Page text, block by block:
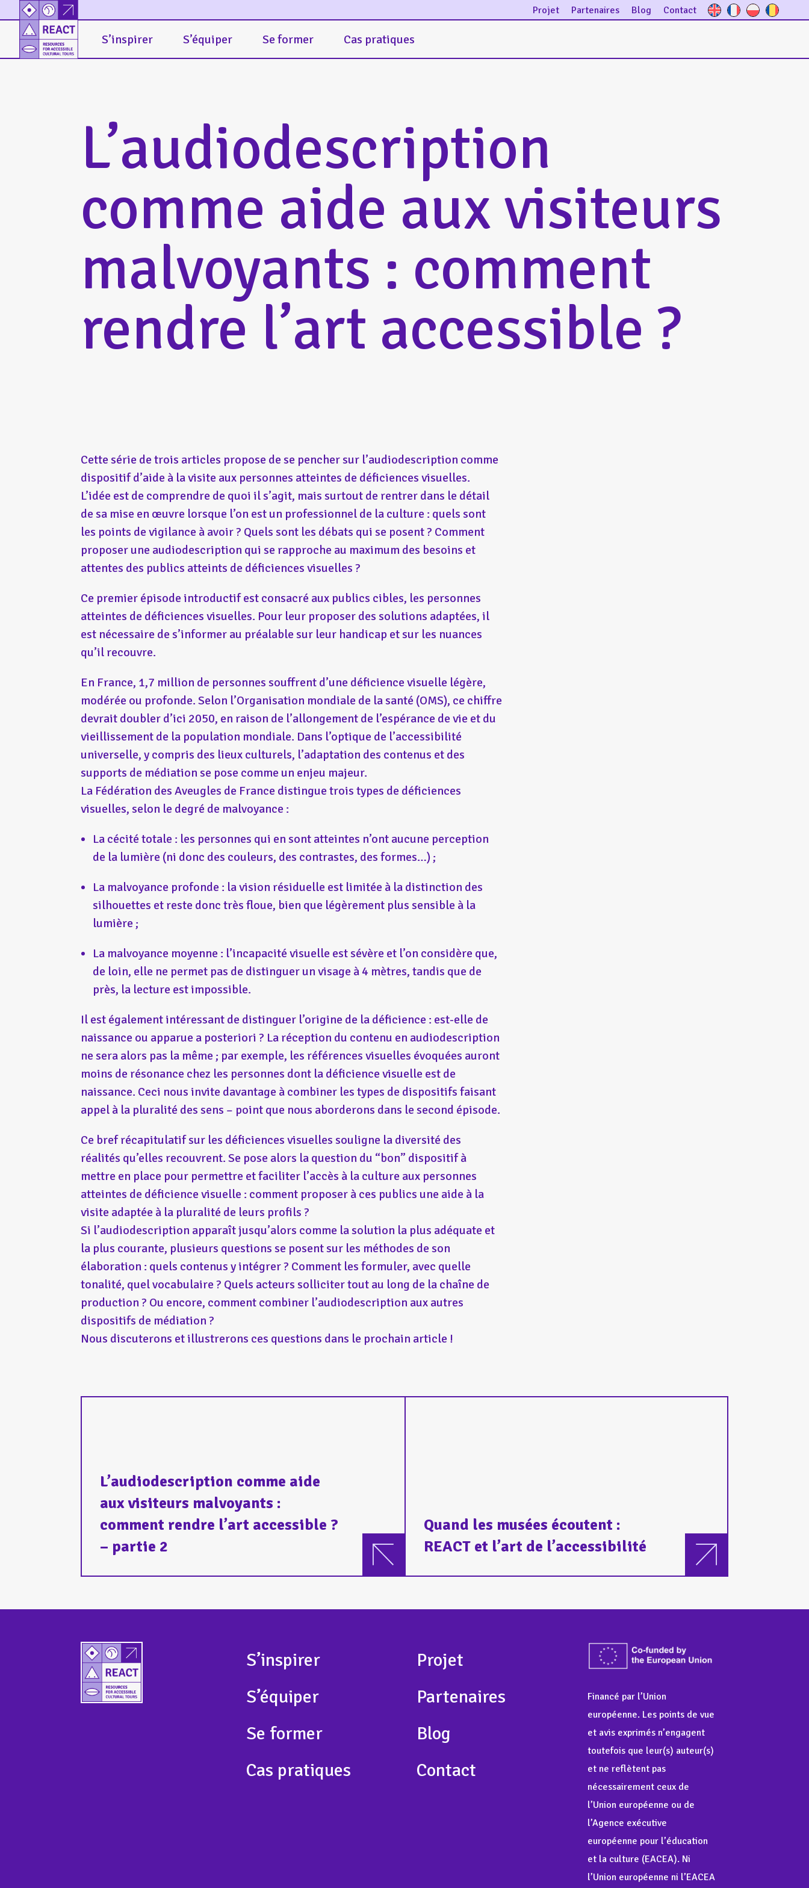
Projet Partenaires Blog Contact
S’inspirer S’équiper Se former Cas pratiques
L’audiodescription
comme aide aux visiteurs
malvoyants : comment
rendre l’art accessible ?
Cette série de trois articles propose de se pencher sur l’audiodescription comme
dispositif d’aide à la visite aux personnes atteintes de déficiences visuelles.
L’idée est de comprendre de quoi il s’agit, mais surtout de rentrer dans le détail
de sa mise en œuvre lorsque l’on est un professionnel de la culture : quels sont
les points de vigilance à avoir ? Quels sont les débats qui se posent ? Comment
proposer une audiodescription qui se rapproche au maximum des besoins et
attentes des publics atteints de déficiences visuelles ?
Ce premier épisode introductif est consacré aux publics cibles, les personnes
atteintes de déficiences visuelles. Pour leur proposer des solutions adaptées, il
est nécessaire de s’informer au préalable sur leur handicap et sur les nuances
qu’il recouvre.
En France, 1,7 million de personnes souffrent d’une déficience visuelle légère,
modérée ou profonde. Selon l’Organisation mondiale de la santé (OMS), ce chiffre
devrait doubler d’ici 2050, en raison de l’allongement de l’espérance de vie et du
vieillissement de la population mondiale. Dans l’optique de l’accessibilité
universelle, y compris des lieux culturels, l’adaptation des contenus et des
supports de médiation se pose comme un enjeu majeur.
La Fédération des Aveugles de France distingue trois types de déficiences
visuelles, selon le degré de malvoyance :
La cécité totale : les personnes qui en sont atteintes n’ont aucune perception
de la lumière (ni donc des couleurs, des contrastes, des formes…) ;
La malvoyance profonde : la vision résiduelle est limitée à la distinction des
silhouettes et reste donc très floue, bien que légèrement plus sensible à la
lumière ;
La malvoyance moyenne : l’incapacité visuelle est sévère et l’on considère que,
de loin, elle ne permet pas de distinguer un visage à 4 mètres, tandis que de
près, la lecture est impossible.
Il est également intéressant de distinguer l’origine de la déficience : est-elle de
naissance ou apparue a posteriori ? La réception du contenu en audiodescription
ne sera alors pas la même ; par exemple, les références visuelles évoquées auront
moins de résonance chez les personnes dont la déficience visuelle est de
naissance. Ceci nous invite davantage à combiner les types de dispositifs faisant
appel à la pluralité des sens – point que nous aborderons dans le second épisode.
Ce bref récapitulatif sur les déficiences visuelles souligne la diversité des
réalités qu’elles recouvrent. Se pose alors la question du “bon” dispositif à
mettre en place pour permettre et faciliter l’accès à la culture aux personnes
atteintes de déficience visuelle : comment proposer à ces publics une aide à la
visite adaptée à la pluralité de leurs profils ?
Si l’audiodescription apparaît jusqu’alors comme la solution la plus adéquate et
la plus courante, plusieurs questions se posent sur les méthodes de son
élaboration : quels contenus y intégrer ? Comment les formuler, avec quelle
tonalité, quel vocabulaire ? Quels acteurs solliciter tout au long de la chaîne de
production ? Ou encore, comment combiner l’audiodescription aux autres
dispositifs de médiation ?
Nous discuterons et illustrerons ces questions dans le prochain article !
L’audiodescription comme aide
aux visiteurs malvoyants :
comment rendre l’art accessible ?
– partie 2
Quand les musées écoutent :
REACT et l’art de l’accessibilité
S’inspirer
S’équiper
Se former
Cas pratiques
Projet
Partenaires
Blog
Contact
Financé par l’Union
européenne. Les points de vue
et avis exprimés n’engagent
toutefois que leur(s) auteur(s)
et ne reflètent pas
nécessairement ceux de
l’Union européenne ou de
l’Agence exécutive
européenne pour l’éducation
et la culture (EACEA). Ni
l’Union européenne ni l’EACEA